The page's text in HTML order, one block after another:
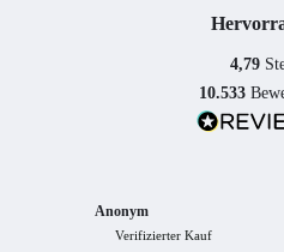
4,79
10.533
Anonym
Verifizierter Kauf